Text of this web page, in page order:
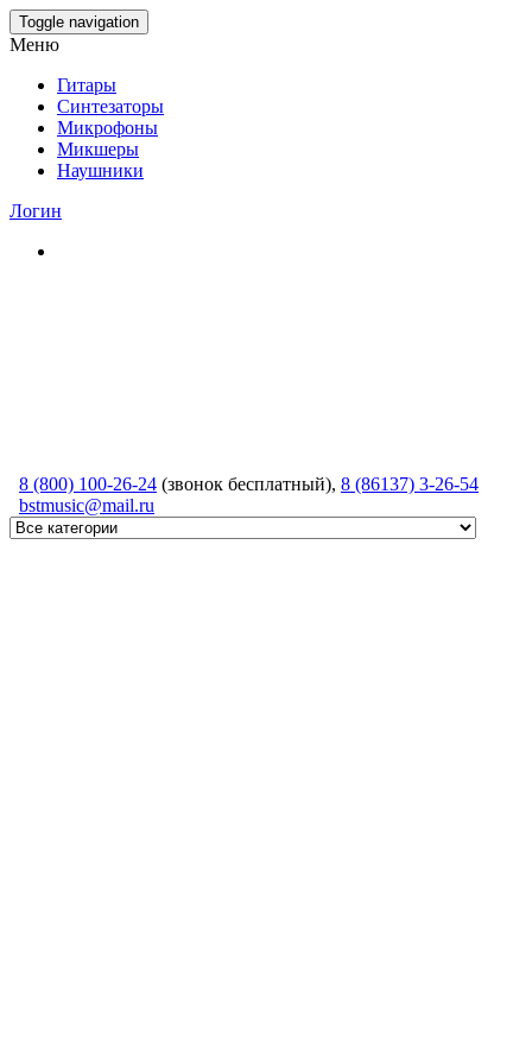
Skip
to
content
Toggle navigation
Меню
Гитары
Синтезаторы
Микрофоны
Микшеры
Наушники
Логин
8 (800) 100-26-24 (звонок бесплатный), 8 (86137) 3-26-54
bstmusic@mail.ru